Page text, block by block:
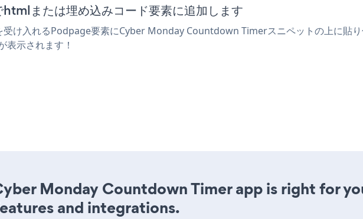
または埋め込みコード要素に追加します
け入れるPodpage要素にCyber Monday Countdown Timerスニペットの上に貼
示されます！
Monday Countdown Timer app is right for
and integrations.